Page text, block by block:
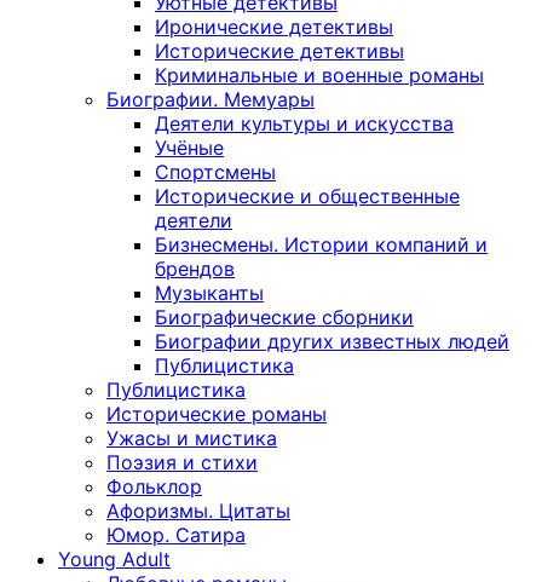
Иронические детективы
Исторические детективы
Криминальные и военные романы
Биографии. Мемуары
Деятели культуры и искусства
Учёные
Спортсмены
Исторические и общественные
деятели
Бизнесмены. Истории компаний и
брендов
Музыканты
Биографические сборники
Биографии других известных людей
Публицистика
Публицистика
Исторические романы
Ужасы и мистика
Поэзия и стихи
Фольклор
Афоризмы. Цитаты
Юмор. Сатира
Young Adult